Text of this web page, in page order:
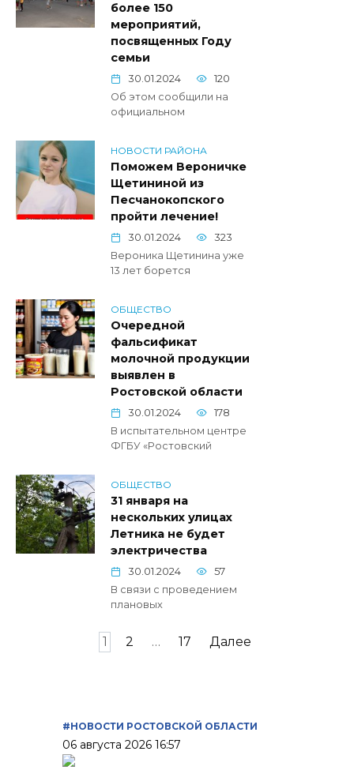
более 150
мероприятий,
посвященных Году
семьи
30.01.2024
120
Об этом сообщили на
официальном
НОВОСТИ РАЙОНА
Поможем Вероничке
Щетининой из
Песчанокопского
пройти лечение!
30.01.2024
323
Вероника Щетинина уже
13 лет борется
ОБЩЕСТВО
Очередной
фальсификат
молочной продукции
выявлен в
Ростовской области
30.01.2024
178
В испытательном центре
ФГБУ «Ростовский
ОБЩЕСТВО
31 января на
нескольких улицах
Летника не будет
электричества
30.01.2024
57
В связи с проведением
плановых
1 2 … 17 Далее
#НОВОСТИ РОСТОВСКОЙ ОБЛАСТИ
06 августа 2026 16:57